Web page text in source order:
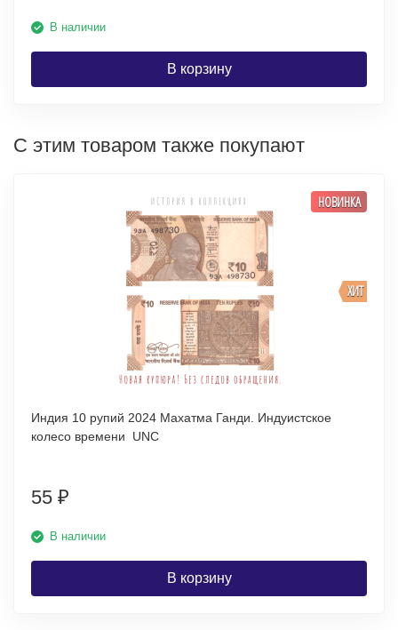
В наличии
В корзину
С этим товаром также покупают
ХИТ
НОВИНКА
Индия 10 рупий 2024 Махатма Ганди. Индуистское
колесо времени UNC
55 ₽
В наличии
В корзину